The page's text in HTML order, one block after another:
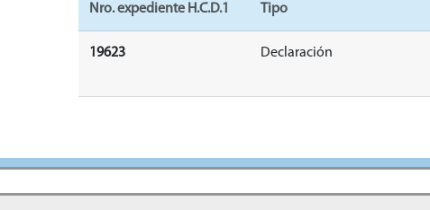
Nro. expediente H.C.D.1 Tipo
19623 Declaración